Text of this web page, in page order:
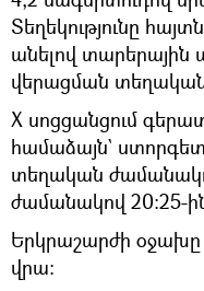
Տեղեկությունը
անելով տարերային
վերացման տեղական
X սոցցանցում
համաձայն`
տեղական
ժամանակով 20:25-
Երկրաշարժի օջախը
վրա: